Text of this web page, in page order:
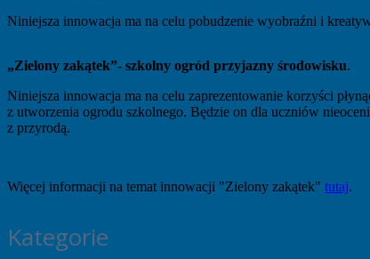
Niniejsza innowacja ma na celu pobudzenie wyobraźni i
„Zielony zakątek”- szkolny ogród przyjazny środowisku.
Niniejsza innowacja ma na celu zaprezentowanie korzyści
z utworzenia ogrodu szkolnego. Będzie on dla uczniów
z przyrodą.
Więcej informacji na temat innowacji "Zielony zakątek" tutaj.
Kategorie